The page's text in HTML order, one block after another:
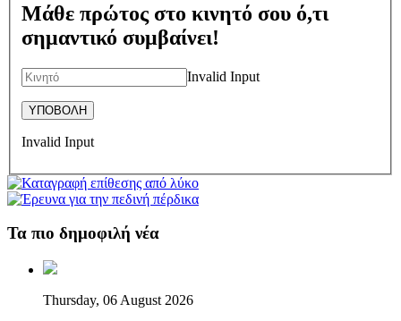
Μάθε πρώτος στο κινητό σου ό,τι
σημαντικό συμβαίνει!
Invalid Input
Invalid Input
Τα πιο δημοφιλή νέα
Thursday, 06 August 2026